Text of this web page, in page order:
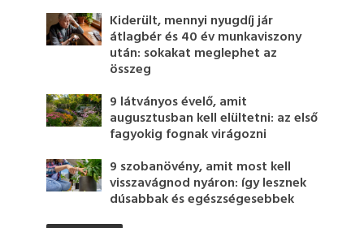
Kiderült, mennyi nyugdíj jár
átlagbér és 40 év munkaviszony
után: sokakat meglephet az
összeg
9 látványos évelő, amit
augusztusban kell elültetni: az első
fagyokig fognak virágozni
9 szobanövény, amit most kell
visszavágnod nyáron: így lesznek
dúsabbak és egészségesebbek